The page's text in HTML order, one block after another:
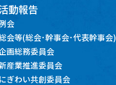
動報告
会
会等(総会･幹事会･代表幹事会)
画総務委員会
産業推進委員会
にぎわい共創委員会